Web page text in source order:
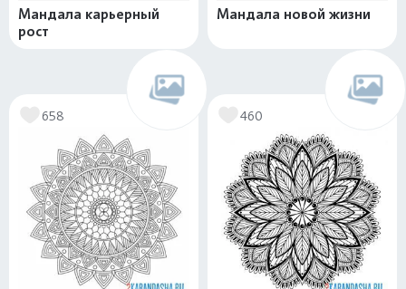
Мандала карьерный
рост
Мандала новой жизни
658 460